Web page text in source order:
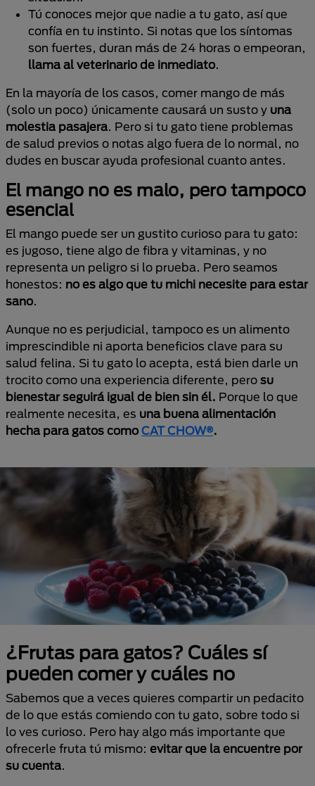
Tú conoces mejor que nadie a tu gato, así que
confía en tu instinto. Si notas que los síntomas
son fuertes, duran más de 24 horas o empeoran,
llama al veterinario de inmediato.
En la mayoría de los casos, comer mango de más
(solo un poco) únicamente causará un susto y una
molestia pasajera. Pero si tu gato tiene problemas
de salud previos o notas algo fuera de lo normal, no
dudes en buscar ayuda profesional cuanto antes.
El mango no es malo, pero tampoco
esencial
El mango puede ser un gustito curioso para tu gato:
es jugoso, tiene algo de fibra y vitaminas, y no
representa un peligro si lo prueba. Pero seamos
honestos: no es algo que tu michi necesite para estar
sano.
Aunque no es perjudicial, tampoco es un alimento
imprescindible ni aporta beneficios clave para su
salud felina. Si tu gato lo acepta, está bien darle un
trocito como una experiencia diferente, pero su
bienestar seguirá igual de bien sin él. Porque lo que
realmente necesita, es una buena alimentación
hecha para gatos como CAT CHOW®.
¿Frutas para gatos? Cuáles sí
pueden comer y cuáles no
Sabemos que a veces quieres compartir un pedacito
de lo que estás comiendo con tu gato, sobre todo si
lo ves curioso. Pero hay algo más importante que
ofrecerle fruta tú mismo: evitar que la encuentre por
su cuenta.